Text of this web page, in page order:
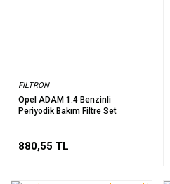
FILTRON
Opel ADAM 1.4 Benzinli
Periyodik Bakım Filtre Set
880,55 TL